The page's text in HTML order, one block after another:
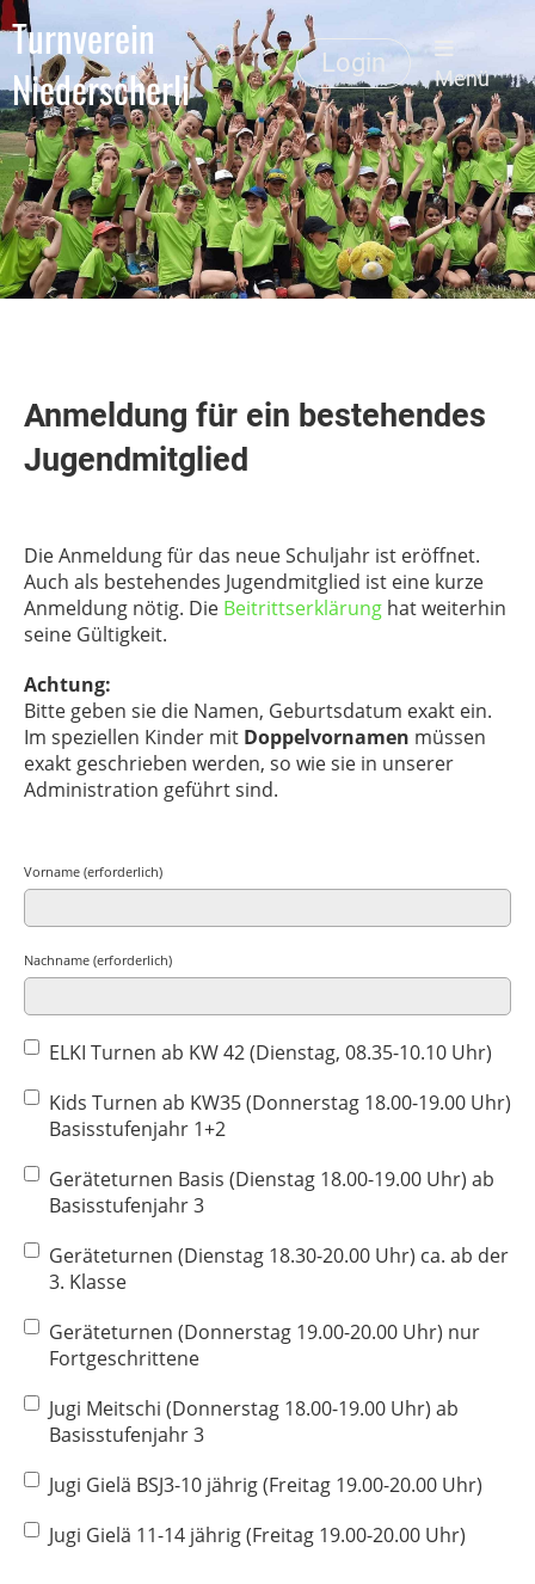
Turnverein
Niederscherli
Login
Menü
Anmeldung für ein bestehendes
Jugendmitglied
Die Anmeldung für das neue Schuljahr ist eröffnet.
Auch als bestehendes Jugendmitglied ist eine kurze
Anmeldung nötig. Die Beitrittserklärung hat weiterhin
seine Gültigkeit.
Achtung:
Bitte geben sie die Namen, Geburtsdatum exakt ein.
Im speziellen Kinder mit Doppelvornamen müssen
exakt geschrieben werden, so wie sie in unserer
Administration geführt sind.
Vorname (erforderlich)
Nachname (erforderlich)
ELKI Turnen ab KW 42 (Dienstag, 08.35-10.10 Uhr)
Kids Turnen ab KW35 (Donnerstag 18.00-19.00 Uhr)
Basisstufenjahr 1+2
Geräteturnen Basis (Dienstag 18.00-19.00 Uhr) ab
Basisstufenjahr 3
Geräteturnen (Dienstag 18.30-20.00 Uhr) ca. ab der
3. Klasse
Geräteturnen (Donnerstag 19.00-20.00 Uhr) nur
Fortgeschrittene
Jugi Meitschi (Donnerstag 18.00-19.00 Uhr) ab
Basisstufenjahr 3
Jugi Gielä BSJ3-10 jährig (Freitag 19.00-20.00 Uhr)
Jugi Gielä 11-14 jährig (Freitag 19.00-20.00 Uhr)